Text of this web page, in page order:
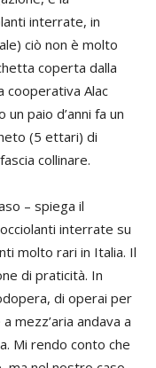
interrate, in
ciò non è molto
coperta dalla
cooperativa Alac
paio d’anni fa un
(5 ettari) di
collinare.
– spiega il
interrate su
molto rari in Italia. Il
di praticità. In
di operai per
mezz’aria andava a
Mi rendo conto che